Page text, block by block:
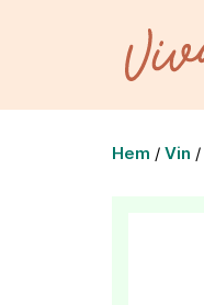
Hem / Vin /